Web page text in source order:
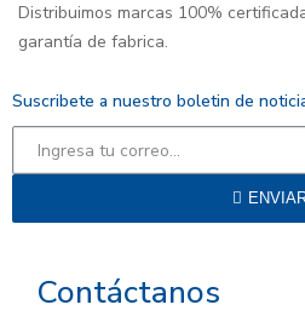
Distribuimos marcas 100%
garantía de fabrica.
Suscribete a nuestro boletin de
Contáctanos